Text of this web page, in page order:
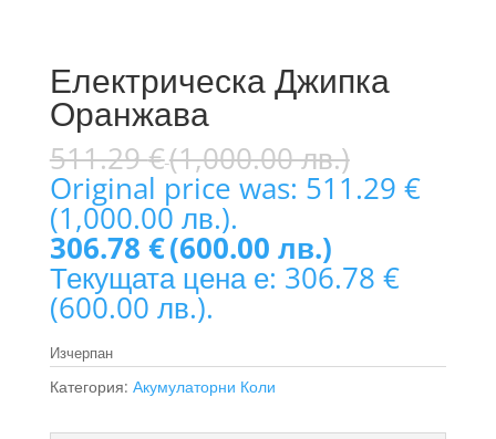
Електрическа Джипка
Оранжава
511.29€(1,000.00 лв.)
Original price was: 511.29 €
(1,000.00 лв.).
306.78 €(600.00 лв.)
Текущата цена е: 306.78 €
(600.00 лв.).
Изчерпан
Категория: Акумулаторни Коли